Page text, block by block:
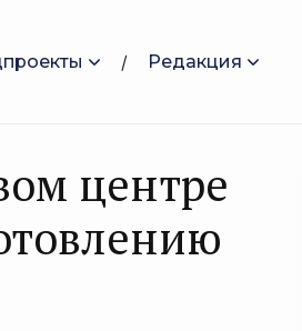
Редакция
центре